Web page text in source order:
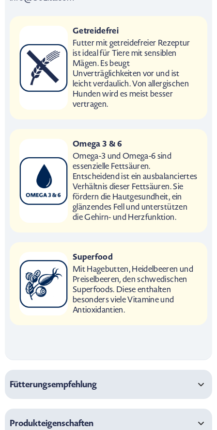
Getreidefrei
Futter mit getreidefreier Rezeptur
ist ideal für Tiere mit sensiblen
Mägen. Es beugt
Unverträglichkeiten vor und ist
leicht verdaulich. Von allergischen
Hunden wird es meist besser
vertragen.
Omega 3 & 6
Omega-3 und Omega-6 sind
essenzielle Fettsäuren.
Entscheidend ist ein ausbalanciertes
Verhältnis dieser Fettsäuren. Sie
fördern die Hautgesundheit, ein
glänzendes Fell und unterstützen
die Gehirn- und Herzfunktion.
Superfood
Mit Hagebutten, Heidelbeeren und
Preiselbeeren, den schwedischen
Superfoods. Diese enthalten
besonders viele Vitamine und
Antioxidantien.
Fütterungsempfehlung
Produkteigenschaften